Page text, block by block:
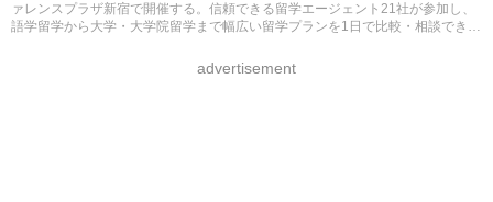
ァレンスプラザ新宿で開催する。信頼できる留学エージェント21社が参加し、
語学留学から大学・大学院留学まで幅広い留学プランを1日で比較・相談でき
advertisement